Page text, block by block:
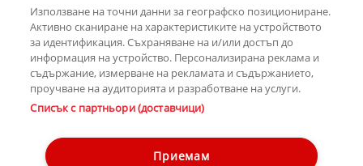
Copyright © 2007-2026 Hotnews.bg. Всички права запазени.
Контакти Общи условия
Етични правила на НСС
Използване на точни данни за географско позициониране.
Активно сканиране на характеристиките на устройството
за идентификация. Съхраняване на и/или достъп до
информация на устройство. Персонализирана реклама и
съдържание, измерване на рекламата и съдържанието,
проучване на аудиторията и разработване на услуги.
Списък с партньори (доставчици)
Приемам